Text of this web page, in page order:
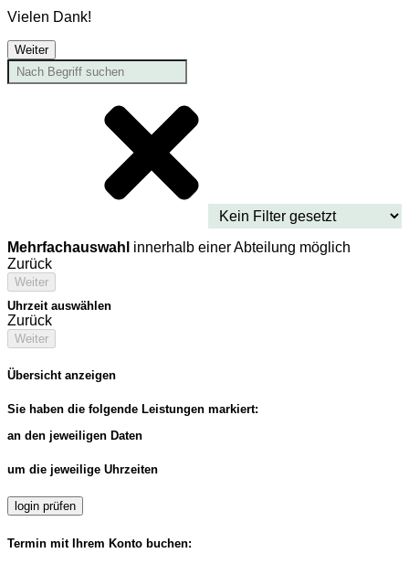
Vielen Dank!
Weiter
Mehrfachauswahl innerhalb einer Abteilung möglich
Zurück
Weiter
Uhrzeit auswählen
Zurück
Weiter
Übersicht anzeigen
Sie haben die folgende Leistungen markiert:
an den jeweiligen Daten
um die jeweilige Uhrzeiten
login prüfen
Termin mit Ihrem Konto buchen: